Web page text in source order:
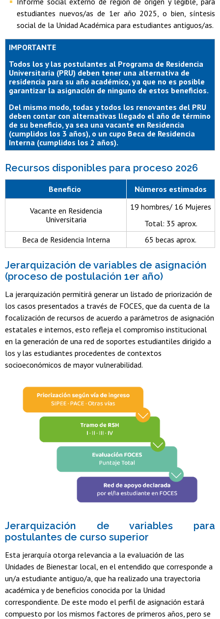
estudiantes nuevos/as de 1er año 2025, o bien, síntesis
social de la Unidad Académica para estudiantes antiguos/as.
IMPORTANTE
Todos los y las postulantes al Programa de Residencia
Universitaria (PRU) deben tener una alternativa de
residencia para su año académico, ya que no es posible
garantizar la asignación de ninguno de estos beneficios.
Del mismo modo, todas y todos los renovantes del PRU
deben contar con alternativas llegado el año de término
de su beneficio, ya sea una vacante en Residencia
(cumplidos los 3 años), o un cupo Beca de Residencia
Interna (cumplidos los 2 años).
Recursos disponibles para proceso 2026
Beneficio Números estimados
Vacante en Residencia
Universitaria
19 hombres/ 16 Mujeres
Total: 35 aprox.
Beca de Residencia Interna
65 becas aprox.
Jerarquización de variables de asignación
(proceso de postulación 1er año)
La jerarquización permitirá generar un listado de priorización de
los casos presentados a través de FOCES, que da cuenta de la
focalización de recursos de acuerdo a parámetros de asignación
estatales e internos, esto refleja el compromiso institucional
en la generación de una red de soportes estudiantiles dirigido a
los y las estudiantes procedentes de contextos
socioeconómicos de mayor vulnerabilidad.
Jerarquización de variables para
postulantes de curso superior
Esta jerarquía otorga relevancia a la evaluación de las
Unidades de Bienestar local, en el entendido que corresponde a
un/a estudiante antiguo/a, que ha realizado una trayectoria
académica y de beneficios conocida por la Unidad
correspondiente. De este modo el perfil de asignación estará
compuesto por los mismos factores de primeros años, pero se